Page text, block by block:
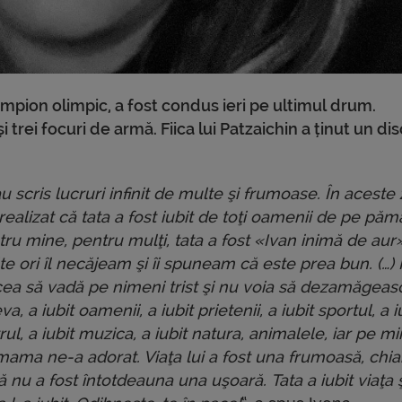
olimpic, a fost condus ieri pe ultimul drum.
focuri de armă. Fiica lui Patzaichin a ținut un
scris lucruri infinit de multe şi frumoase. În aceste
că tata a fost iubit de toţi oamenii de pe
mine, pentru mulţi, tata a fost «Ivan inimă de
ori îl necăjeam şi îi spuneam că este prea bun. (…)
să vadă pe nimeni trist şi nu voia să
a iubit oamenii, a iubit prietenii, a iubit sportul, a
a iubit muzica, a iubit natura, animalele, iar pe
ne-a adorat. Viaţa lui a fost una frumoasă,
nu a fost întotdeauna una uşoară. Tata a iubit viaţa